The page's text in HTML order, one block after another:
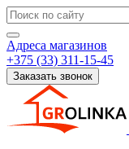
Адреса магазинов
+375 (33) 311-15-45
Заказать звонок